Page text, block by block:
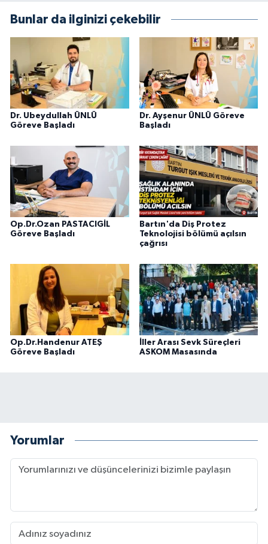
Bunlar da ilginizi çekebilir
Dr. Ubeydullah ÜNLÜ
Göreve Başladı
Dr. Ayşenur ÜNLÜ Göreve
Başladı
Op.Dr.Ozan PASTACIGİL
Göreve Başladı
Bartın'da Diş Protez
Teknolojisi bölümü açılsın
çağrısı
Op.Dr.Handenur ATEŞ
Göreve Başladı
İller Arası Sevk Süreçleri
ASKOM Masasında
Yorumlar